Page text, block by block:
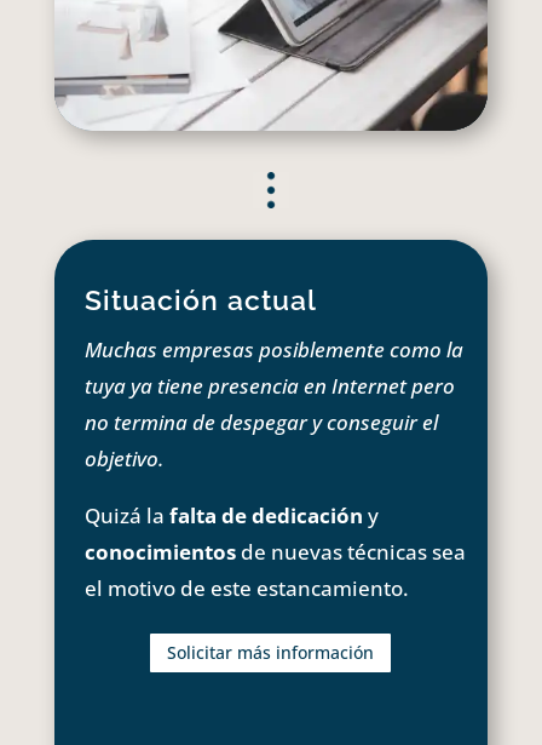
Situación actual
Muchas empresas posiblemente como la
tuya ya tiene presencia en Internet pero
no termina de despegar y conseguir el
objetivo.
Quizá la falta de dedicación y
conocimientosde nuevas técnicas sea
el motivo de este estancamiento.
Solicitar más información